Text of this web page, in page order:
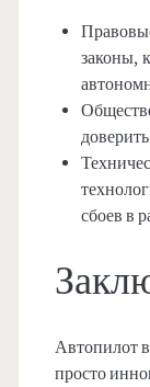
законы,
сбоев в
Автопилот
просто